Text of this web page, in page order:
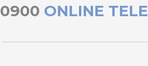
0900 ONLINE